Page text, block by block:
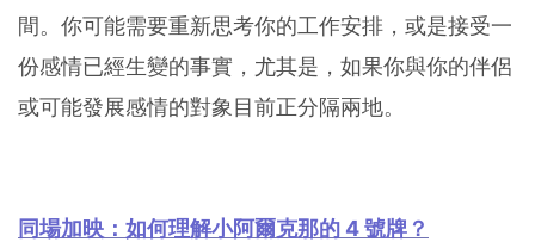
間。你可能需要重新思考你的工作安排，或是接受一
份感情已經生變的事實，尤其是，如果你與你的伴侶
或可能發展感情的對象目前正分隔兩地。
同場加映：如何理解小阿爾克那的 4 號牌？